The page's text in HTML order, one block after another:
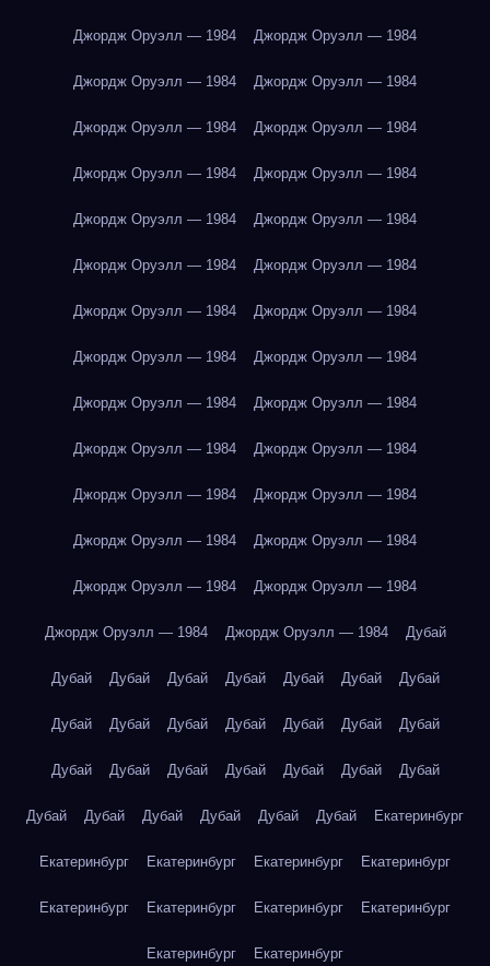
Джордж Оруэлл — 1984 Джордж Оруэлл — 1984
Джордж Оруэлл — 1984 Джордж Оруэлл — 1984
Джордж Оруэлл — 1984 Джордж Оруэлл — 1984
Джордж Оруэлл — 1984 Джордж Оруэлл — 1984
Джордж Оруэлл — 1984 Джордж Оруэлл — 1984
Джордж Оруэлл — 1984 Джордж Оруэлл — 1984
Джордж Оруэлл — 1984 Джордж Оруэлл — 1984
Джордж Оруэлл — 1984 Джордж Оруэлл — 1984
Джордж Оруэлл — 1984 Джордж Оруэлл — 1984
Джордж Оруэлл — 1984 Джордж Оруэлл — 1984
Джордж Оруэлл — 1984 Джордж Оруэлл — 1984
Джордж Оруэлл — 1984 Джордж Оруэлл — 1984
Джордж Оруэлл — 1984 Джордж Оруэлл — 1984
Джордж Оруэлл — 1984 Джордж Оруэлл — 1984 Дубай
Дубай Дубай Дубай Дубай Дубай Дубай Дубай
Дубай Дубай Дубай Дубай Дубай Дубай Дубай
Дубай Дубай Дубай Дубай Дубай Дубай Дубай
Дубай Дубай Дубай Дубай Дубай Дубай Екатеринбург
Екатеринбург Екатеринбург Екатеринбург Екатеринбург
Екатеринбург Екатеринбург Екатеринбург Екатеринбург
Екатеринбург Екатеринбург